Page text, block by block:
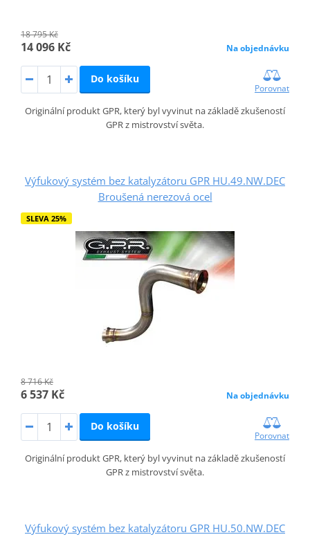
18 795 Kč
14 096 Kč Na objednávku
Do košíku
Porovnat
Originální produkt GPR, který byl vyvinut na základě zkušeností
GPR z mistrovství světa.
Výfukový systém bez katalyzátoru GPR HU.49.NW.DEC
Broušená nerezová ocel
SLEVA 25%
8 716 Kč
6 537 Kč Na objednávku
Do košíku
Porovnat
Originální produkt GPR, který byl vyvinut na základě zkušeností
GPR z mistrovství světa.
Výfukový systém bez katalyzátoru GPR HU.50.NW.DEC